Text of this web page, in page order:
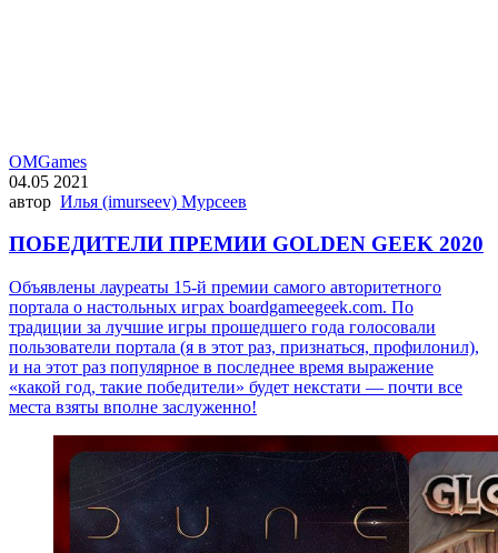
OMGames
04.05 2021
автор Илья (imurseev) Мурсеев
ПОБЕДИТЕЛИ ПРЕМИИ GOLDEN GEEK 2020
Объявлены лауреаты 15-й премии самого авторитетного
портала о настольных играх boardgameegeek.com. По
традиции за лучшие игры прошедшего года голосовали
пользователи портала (я в этот раз, признаться, профилонил),
и на этот раз популярное в последнее время выражение
«какой год, такие победители» будет некстати — почти все
места взяты вполне заслуженно!